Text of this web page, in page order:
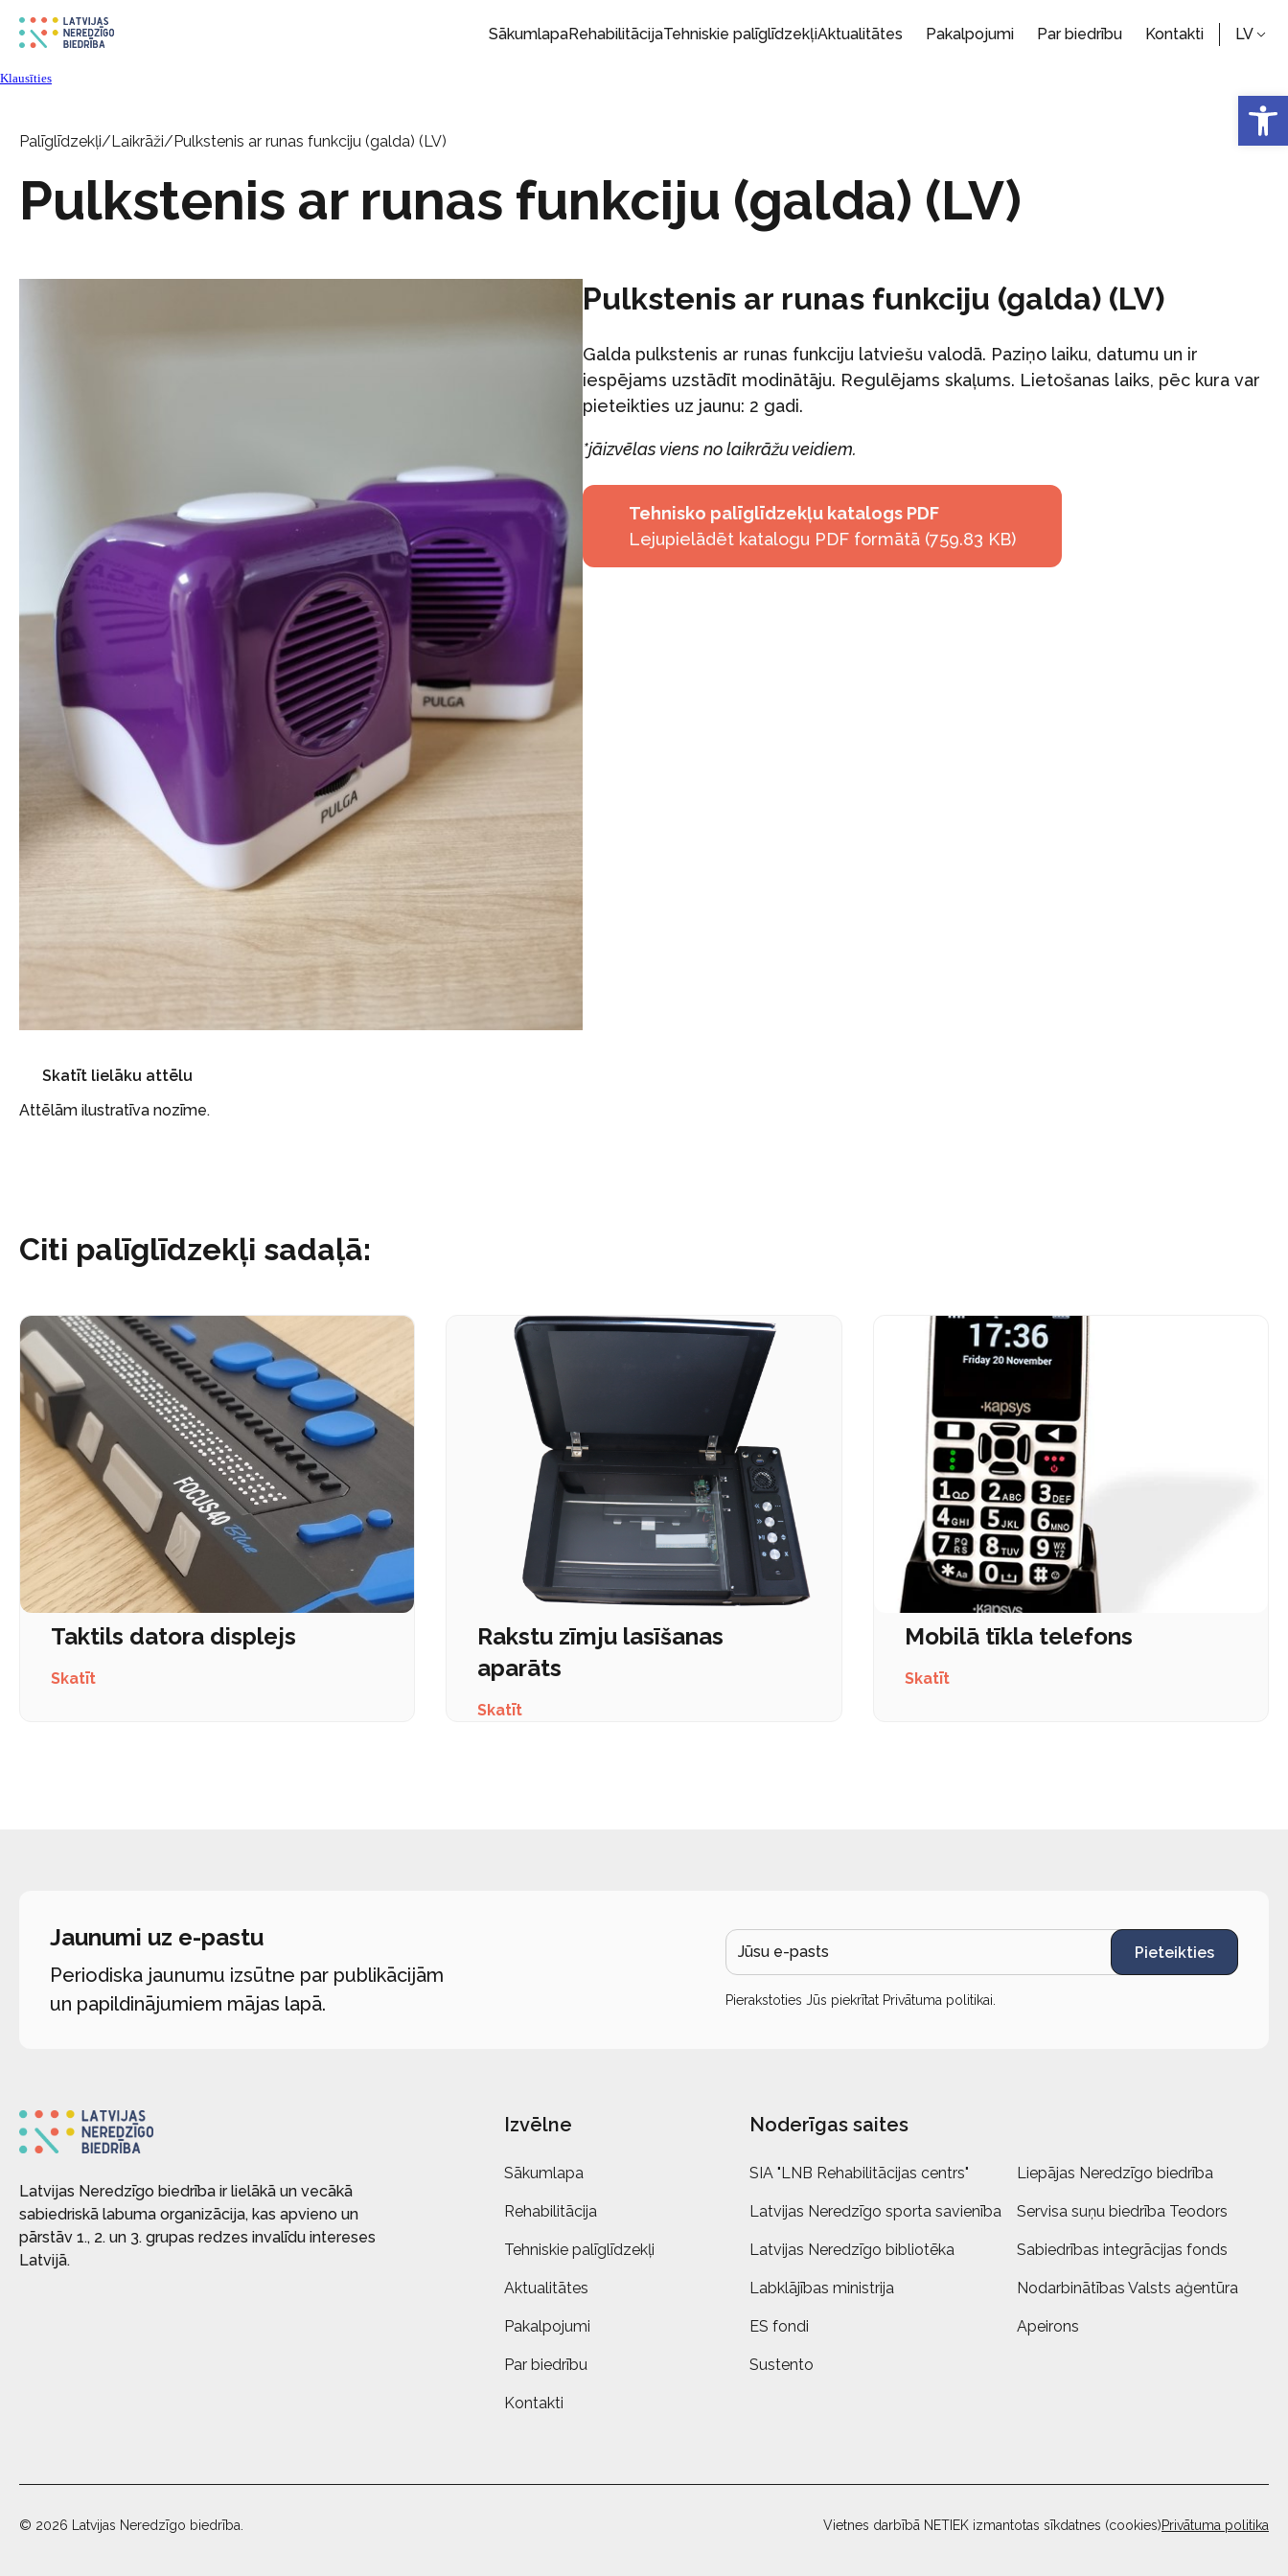
SākumlapaRehabilitācijaTehniskie palīglīdzekļiAktualitātes Pakalpojumi Par biedrību Kontakti LV
Klausīties
Palīglīdzekļi/Laikrāži/Pulkstenis ar runas funkciju (galda) (LV)
Pulkstenis ar runas funkciju (galda) (LV)
Skatīt lielāku attēlu
Attēlām ilustratīva nozīme.
Pulkstenis ar runas funkciju (galda) (LV)
Galda pulkstenis ar runas funkciju latviešu valodā. Paziņo laiku, datumu un ir
iespējams uzstādīt modinātāju. Regulējams skaļums. Lietošanas laiks, pēc kura var
pieteikties uz jaunu: 2 gadi.
*jāizvēlas viens no laikrāžu veidiem.
Tehnisko palīglīdzekļu katalogs PDF
Lejupielādēt katalogu PDF formātā (759.83 KB)
Citi palīglīdzekļi sadaļā:
Taktils datora displejs
Skatīt
Rakstu zīmju lasīšanas
aparāts
Skatīt
Mobilā tīkla telefons
Skatīt
Jaunumi uz e-pastu
Periodiska jaunumu izsūtne par publikācijām
un papildinājumiem mājas lapā.
Pieteikties
Pierakstoties Jūs piekrītat Privātuma politikai
Latvijas Neredzīgo biedrība ir lielākā un vecākā
sabiedriskā labuma organizācija, kas apvieno un
pārstāv 1., 2. un 3. grupas redzes invalīdu intereses
Latvijā.
Izvēlne
Sākumlapa
Rehabilitācija
Tehniskie palīglīdzekļi
Aktualitātes
Pakalpojumi
Par biedrību
Kontakti
Noderīgas saites
SIA "LNB Rehabilitācijas centrs" Liepājas Neredzīgo biedrība
Latvijas Neredzīgo sporta savienība Servisa suņu biedrība Teodors
Latvijas Neredzīgo bibliotēka Sabiedrības integrācijas fonds
Labklājības ministrija Nodarbinātības Valsts aģentūra
ES fondi Apeirons
Sustento
© 2026 Latvijas Neredzīgo biedrība. Vietnes darbībā NETIEK izmantotas sīkdatnes (cookies)Privātuma politika